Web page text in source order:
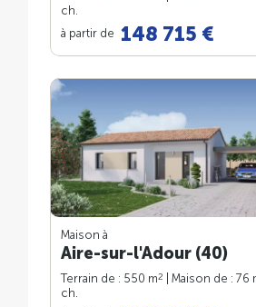
ch.
à partir de 148 715 €
Maison à
Aire-sur-l'Adour (40)
Terrain de : 550 m2 | Maison de : 76
ch.